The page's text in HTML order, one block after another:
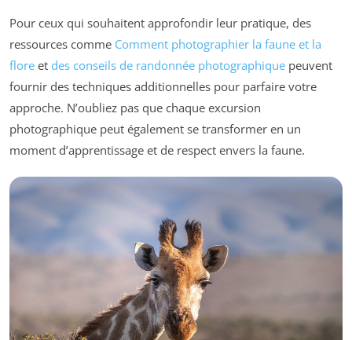
Pour ceux qui souhaitent approfondir leur pratique, des
ressources comme Comment photographier la faune et la
flore et des conseils de randonnée photographique peuvent
fournir des techniques additionnelles pour parfaire votre
approche. N’oubliez pas que chaque excursion
photographique peut également se transformer en un
moment d’apprentissage et de respect envers la faune.